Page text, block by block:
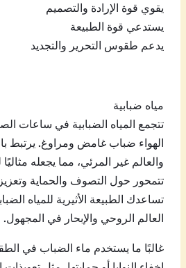
يقوي قوة الإرادة والتصميم
يستدعي قوة الطبيعة
يدعم طقوس التحرير والتجديد
مياه ضبابية
تتجمع المياه الضبابية في ساعات
الهواء ضباب غامض ومراوغ. يرتبط
والعالم غير المرئي، مما يجعله
تتمحور حول التصوف والحماية
تساعدك الطبيعة الأثيرية للمياه
العالم الروحي والإبحار في المجهول.
غالبًا ما يستخدم ماء الضباب في